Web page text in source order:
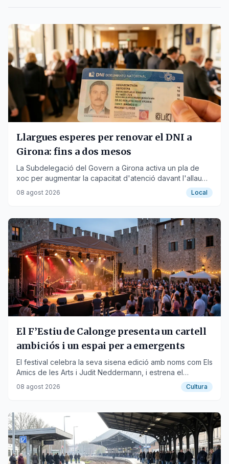
Llargues esperes per renovar el DNI a
Girona: fins a dos mesos
La Subdelegació del Govern a Girona activa un pla de
xoc per augmentar la capacitat d'atenció davant l'allau
de sol·licituds estivals i d'estrangeria.
08 agost 2026 Local
El F’Estiu de Calonge presenta un cartell
ambiciós i un espai per a emergents
El festival celebra la seva sisena edició amb noms com Els
Amics de les Arts i Judit Neddermann, i estrena el
F’Estiueig per a nous talents.
08 agost 2026 Cultura